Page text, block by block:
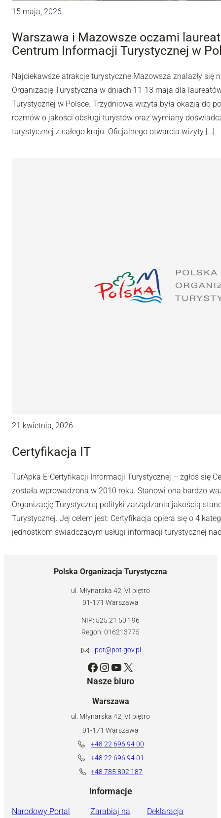
15 maja, 2026
Warszawa i Mazowsze oczami
Centrum Informacji Turystycznej w
Najciekawsze atrakcje turystyczne Mazowsza znalazły się
Organizację Turystyczną w dniach 11-13 maja dla
Turystycznej w Polsce. Trzydniowa wizyta była okazją do
rozmów o jakości obsługi turystów oraz wymiany
turystycznej z całego kraju. Oficjalnego otwarcia wizyty […]
21 kwietnia, 2026
Certyfikacja IT
TurApka E-Certyfikacji Informacji Turystycznej – zgłoś się
została wprowadzona w 2010 roku. Stanowi ona bardzo
Organizację Turystyczną polityki zarządzania jakością
Turystycznej. Jej celem jest: Certyfikacja opiera się o 4
jednostkom świadczącym usługi informacji turystycznej
Polska Organizacja Turystyczna
ul. Młynarska 42, VI piętro
01-171 Warszawa
NIP: 525 21 50 196
Regon: 016213775
pot@pot.gov.pl
Facebook Instagram YouTube X
Nasze biuro
Warszawa
ul. Młynarska 42, VI piętro
01-171 Warszawa
+48 22 696 94 00
+48 22 696 94 01
+48 785 802 187
Informacje
Narodowy Portal
Zarabiaj na
Deklaracja